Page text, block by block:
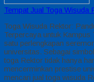
Tempat Jual Toga Wisuda
Toga Wisuda Rektor:
Terpercaya untuk Kampus
satu perlengkapan
universitas. Sebagai
toga Rektor tidak hanya
mencerminkan prestise
mencari jual toga wisuda